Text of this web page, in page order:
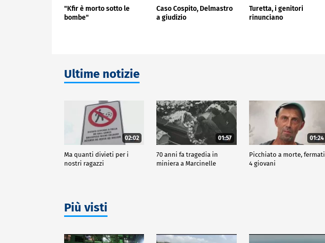
"Kfir è morto sotto le
bombe"
Caso Cospito, Delmastro
a giudizio
Turetta, i genitori
rinunciano
Ultime notizie
02:02
Ma quanti divieti per i
nostri ragazzi
01:57
70 anni fa tragedia in
miniera a Marcinelle
01:24
Picchiato a morte, fermati
4 giovani
Più visti